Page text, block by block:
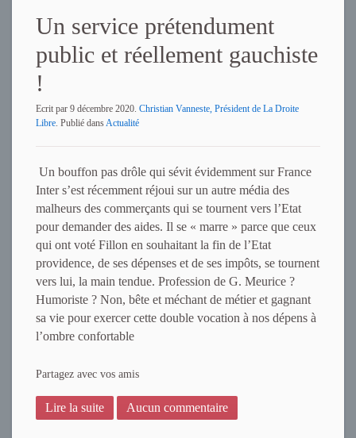
Un service prétendument
public et réellement gauchiste
!
Ecrit par 9 décembre 2020. Christian Vanneste, Président de La Droite
Libre. Publié dansActualité
Un bouffon pas drôle qui sévit évidemment sur France
Inter s’est récemment réjoui sur un autre média des
malheurs des commerçants qui se tournent vers l’Etat
pour demander des aides. Il se « marre » parce que ceux
qui ont voté Fillon en souhaitant la fin de l’Etat
providence, de ses dépenses et de ses impôts, se tournent
vers lui, la main tendue. Profession de G. Meurice ?
Humoriste ? Non, bête et méchant de métier et gagnant
sa vie pour exercer cette double vocation à nos dépens à
l’ombre confortable
Partagez avec vos amis
Lire la suite Aucun commentaire